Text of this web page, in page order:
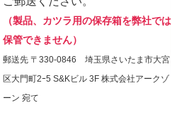
（製品、カツラ用の保存箱を弊社では
保管できません）
郵送先 〒330-0846 埼玉県さいたま市大宮
区大門町2ｰ5 S&Kビル 3F 株式会社アークゾ
ーン 宛て